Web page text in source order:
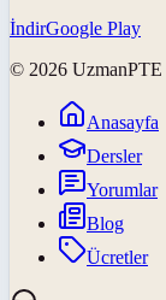
İndirGoogle Play
© 2026 UzmanPTE
Anasayfa
Dersler
Yorumlar
Blog
Ücretler